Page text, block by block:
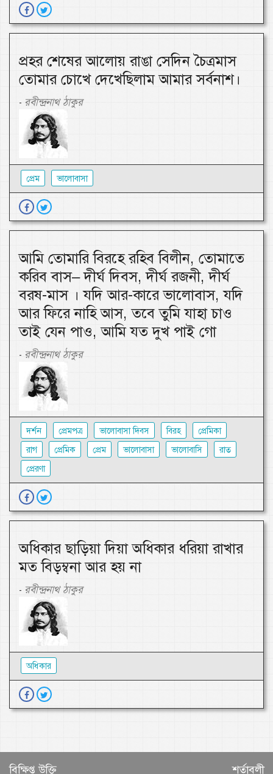
প্রহর শেষের আলোয় রাঙা সেদিন চৈত্রমাস
তোমার চোখে দেখেছিলাম আমার সর্বনাশ।
- রবীন্দ্রনাথ ঠাকুর
প্রেম ভালোবাসা
আমি তোমারি বিরহে রহিব বিলীন, তোমাতে
করিব বাস– দীর্ঘ দিবস, দীর্ঘ রজনী, দীর্ঘ
বরষ-মাস । যদি আর-কারে ভালোবাস, যদি
আর ফিরে নাহি আস, তবে তুমি যাহা চাও
তাই যেন পাও, আমি যত দুখ পাই গো
- রবীন্দ্রনাথ ঠাকুর
দর্শন প্রেমপত্র ভালোবাসা দিবস বিরহ
প্রেমিকা
রাগ
প্রেমিক প্রেম ভালোবাসা ভালোবাসি
রাত
প্রেরণা
অধিকার ছাড়িয়া দিয়া অধিকার ধরিয়া রাখার
মত বিড়ম্বনা আর হয় না
- রবীন্দ্রনাথ ঠাকুর
অধিকার
বিক্ষিপ্ত উক্তি শর্তাবলী